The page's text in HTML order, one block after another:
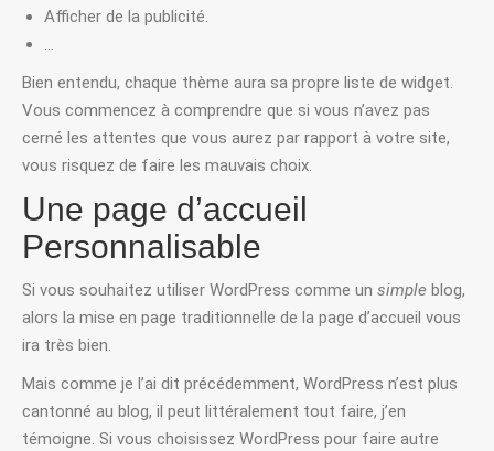
Afficher de la publicité.
…
Bien entendu, chaque thème aura sa propre liste de widget.
Vous commencez à comprendre que si vous n’avez pas
cerné les attentes que vous aurez par rapport à votre site,
vous risquez de faire les mauvais choix.
Une page d’accueil
Personnalisable
Si vous souhaitez utiliser WordPress comme un simple blog,
alors la mise en page traditionnelle de la page d’accueil vous
ira très bien.
Mais comme je l’ai dit précédemment, WordPress n’est plus
cantonné au blog, il peut littéralement tout faire, j’en
témoigne. Si vous choisissez WordPress pour faire autre